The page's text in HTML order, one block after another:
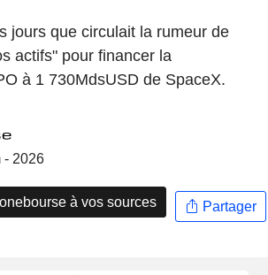
jours que circulait la rumeur de
actifs" pour financer la
à 1 730MdsUSD de SpaceX.
- 2026
à vos sources Partager